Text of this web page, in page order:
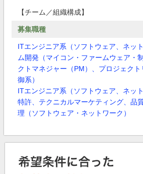
【チーム／組織構成】
募集職種
ITエンジニア系（ソフトウェア、ネット
ム開発（マイコン・ファームウェア・制
クトマネジャー（PM）、プロジェクト
御系）
ITエンジニア系（ソフトウェア、ネット
特許、テクニカルマーケティング、品
理（ソフトウェア・ネットワーク）